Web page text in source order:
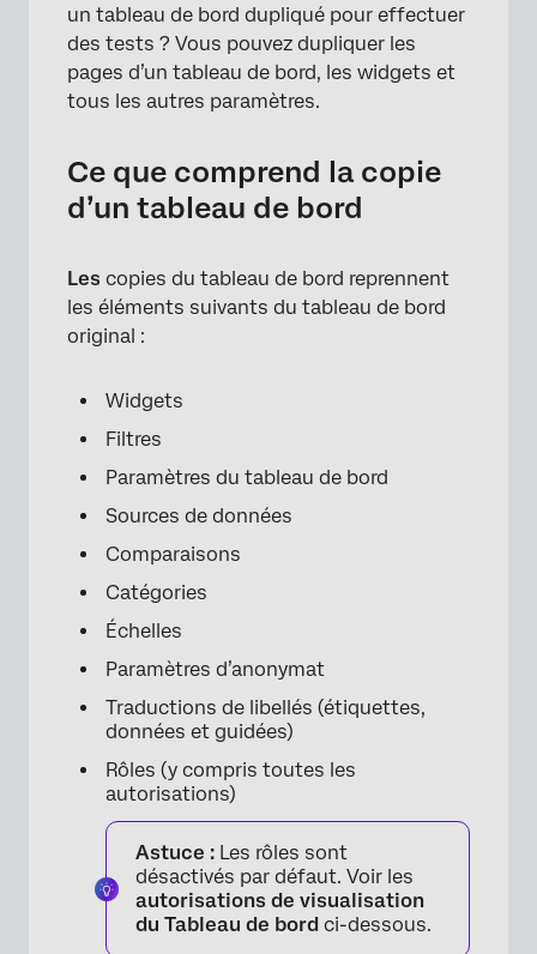
un tableau de bord dupliqué pour effectuer
des tests ? Vous pouvez dupliquer les
pages d’un tableau de bord, les widgets et
tous les autres paramètres.
Ce que comprend la copie
d’un tableau de bord
Les copies du tableau de bord reprennent
les éléments suivants du tableau de bord
original :
Widgets
Filtres
Paramètres du tableau de bord
Sources de données
Comparaisons
Catégories
Échelles
Paramètres d’anonymat
Traductions de libellés (étiquettes,
données et guidées)
Rôles (y compris toutes les
autorisations)
Astuce : Les rôles sont
désactivés par défaut. Voir les
autorisations de visualisation
du Tableau de bord ci-dessous.